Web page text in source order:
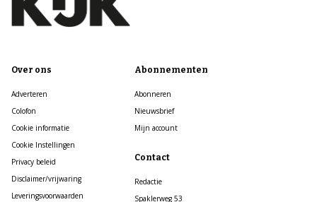
Over ons
Adverteren
Colofon
Cookie informatie
Cookie Instellingen
Privacy beleid
Disclaimer/vrijwaring
Leveringsvoorwaarden
Abonnementen
Abonneren
Nieuwsbrief
Mijn account
Contact
Redactie
Spaklerweg 53